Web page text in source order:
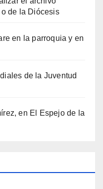
de la Diócesis
en la parroquia y en
de la Juventud
en El Espejo de la